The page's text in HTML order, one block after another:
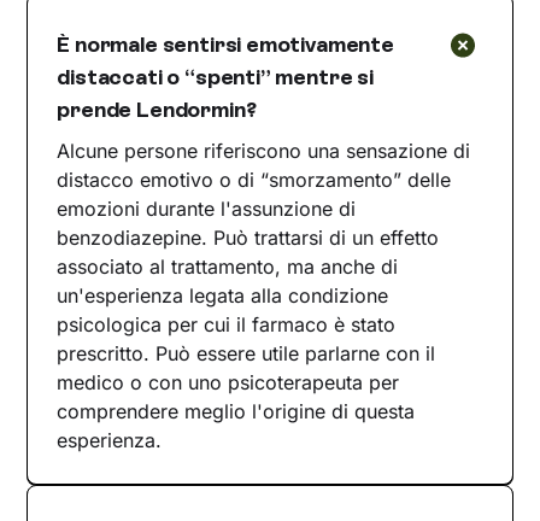
È normale sentirsi emotivamente
distaccati o “spenti” mentre si
prende Lendormin?
Alcune persone riferiscono una sensazione di
distacco emotivo o di “smorzamento” delle
emozioni durante l'assunzione di
benzodiazepine. Può trattarsi di un effetto
associato al trattamento, ma anche di
un'esperienza legata alla condizione
psicologica per cui il farmaco è stato
prescritto. Può essere utile parlarne con il
medico o con uno psicoterapeuta per
comprendere meglio l'origine di questa
esperienza.